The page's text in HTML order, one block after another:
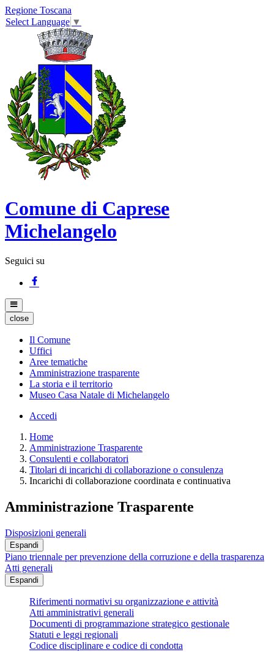
Regione Toscana
Select Language ▼
Comune di Caprese
Michelangelo
Seguici su
close
Il Comune
Uffici
Aree tematiche
Amministrazione trasparente
La storia e il territorio
Museo Casa Natale di Michelangelo
Accedi
Home
Amministrazione Trasparente
Consulenti e collaboratori
Titolari di incarichi di collaborazione o consulenza
Incarichi di collaborazione coordinata e continuativa
Amministrazione Trasparente
Disposizioni generali
Espandi
Piano triennale per prevenzione della corruzione e della trasparenza
Atti generali
Espandi
Riferimenti normativi su organizzazione e attività
Atti amministrativi generali
Documenti di programmazione strategico gestionale
Statuti e leggi regionali
Codice disciplinare e codice di condotta